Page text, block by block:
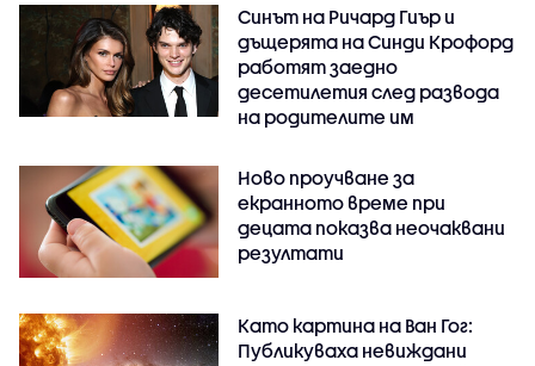
Синът на Ричард Гиър и
дъщерята на Синди Крофорд
работят заедно
десетилетия след развода
на родителите им
Ново проучване за
екранното време при
децата показва неочаквани
резултати
Като картина на Ван Гог:
Публикуваха невиждани